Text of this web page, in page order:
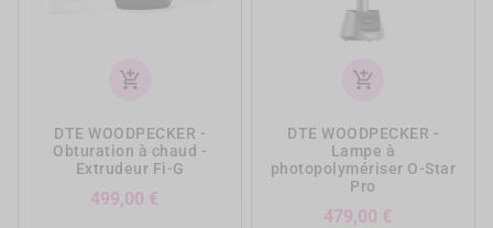
add_shopping_cart
DTE WOODPECKER -
Obturation à chaud -
Extrudeur Fi-G
499,00 €
add_shopping_cart
DTE WOODPECKER -
Lampe à
photopolymériser O-Star
Pro
479,00 €